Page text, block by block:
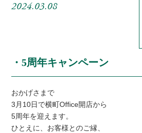
2024.03.08
・5周年キャンペーン
おかげさまで
3月10日で横町Office開店から
5周年を迎えます。
ひとえに、お客様とのご縁、